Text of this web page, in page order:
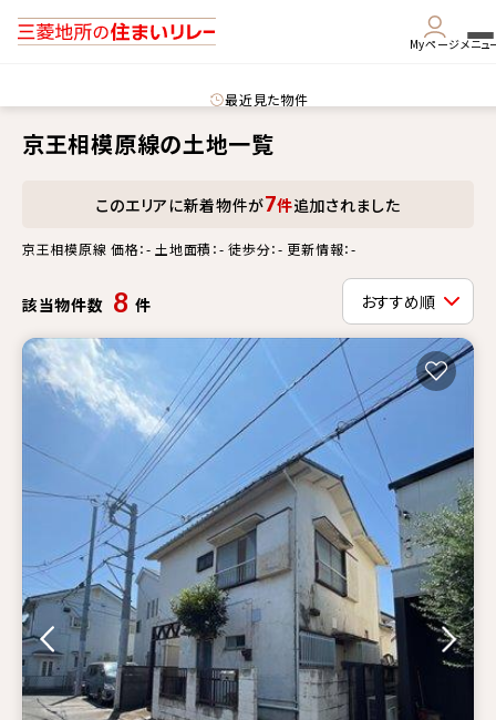
Myページメニュ
最近見た物件
京王相模原線の土地一覧
このエリアに新着物件が7件追加されました
京王相模原線 価格：- 土地面積：- 徒歩分：- 更新情報：-
該当物件数 8 件